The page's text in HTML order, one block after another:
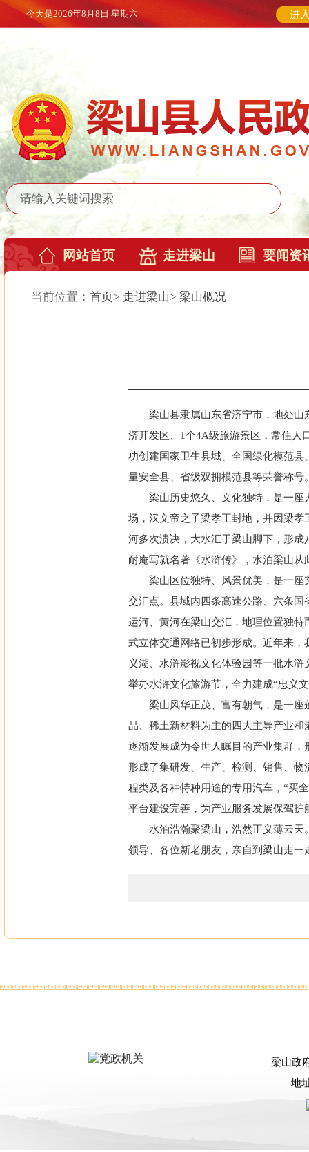
今天是2026年8月8日 星期六 进
网站首页 走进梁山 要闻资
当前位置： 首页> 走进梁山> 梁山概况
梁山县隶属山东省济宁市，地处
济开发区、1个4A级旅游景区，常住人
功创建国家卫生县城、全国绿化模范
量安全县、省级双拥模范县等荣誉称
梁山历史悠久、文化独特，是一
场，汉文帝之子梁孝王封地，并因梁
河多次溃决，大水汇于梁山脚下，形
耐庵写就名著《水浒传》，水泊梁山
梁山区位独特、风景优美，是一
交汇点。县域内四条高速公路、六条
运河、黄河在梁山交汇，地理位置独
式立体交通网络已初步形成。近年来
义湖、水浒影视文化体验园等一批水
举办水浒文化旅游节，全力建成“忠义
梁山风华正茂、富有朝气，是一
品、稀土新材料为主的四大主导产业
逐渐发展成为令世人瞩目的产业集群，
形成了集研发、生产、检测、销售、
程类及各种特种用途的专用汽车，“买
平台建设完善，为产业服务发展保驾护
水泊浩瀚聚梁山，浩然正义薄云
领导、各位新老朋友，亲自到梁山走
梁山政
地